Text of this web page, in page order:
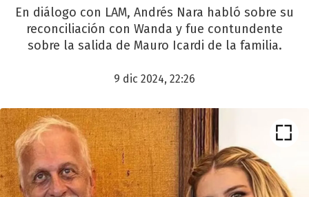
En diálogo con LAM, Andrés Nara habló sobre su
reconciliación con Wanda y fue contundente
sobre la salida de Mauro Icardi de la familia.
9 dic 2024, 22:26